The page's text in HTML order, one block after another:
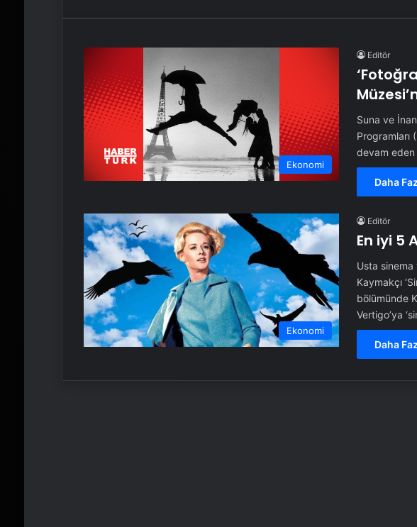
Ekonomi
Editör
Suna ve
Programları
devam eden
Daha
Ekonomi
Editör
En iyi 5
Usta sinema
Kaymakçı
bölümünde
Vertigo’ya
Daha